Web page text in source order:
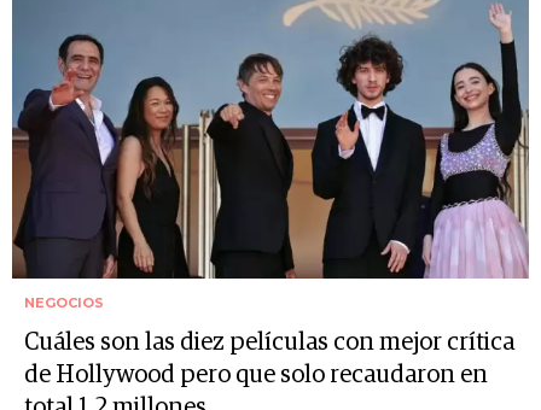
NEGOCIOS
Cuáles son las diez películas con mejor crítica
de Hollywood pero que solo recaudaron en